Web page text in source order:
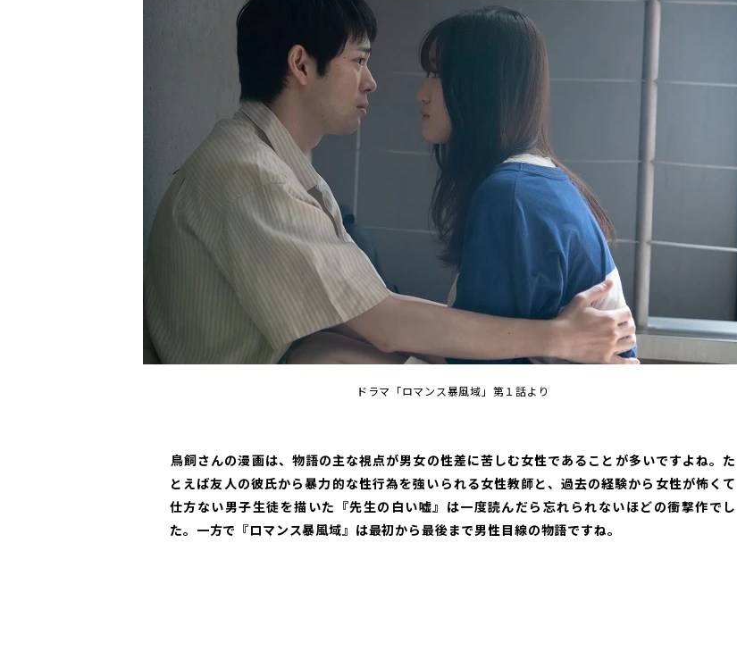
ドラマ「ロマンス暴風域」第１話より
――鳥飼さんの漫画は、物語の主な視点が男女の性差に苦しむ女性であることが多いですよね。た
とえば友人の彼氏から暴力的な性行為を強いられる女性教師と、過去の経験から女性が怖くて
仕方ない男子生徒を描いた『先生の白い嘘』は一度読んだら忘れられないほどの衝撃作でし
た。一方で『ロマンス暴風域』は最初から最後まで男性目線の物語ですね。